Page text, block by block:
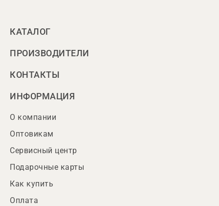
КАТАЛОГ
ПРОИЗВОДИТЕЛИ
КОНТАКТЫ
ИНФОРМАЦИЯ
О компании
Оптовикам
Сервисный центр
Подарочные карты
Как купить
Оплата